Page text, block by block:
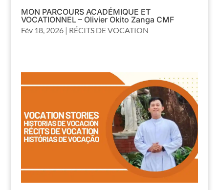
MON PARCOURS ACADÉMIQUE ET
VOCATIONNEL – Olivier Okito Zanga CMF
Fév 18, 2026| RÉCITS DE VOCATION